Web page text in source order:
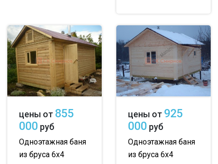
цены от 855
000 руб
Одноэтажная баня
из бруса 6х4
цены от 925
000 руб
Одноэтажная баня
из бруса 6х4